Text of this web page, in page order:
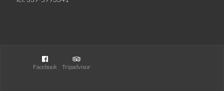
Facebook Tripadvisor